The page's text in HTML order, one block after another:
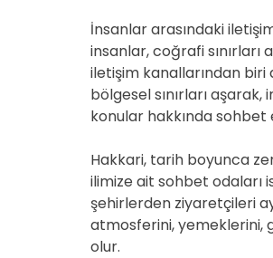
İnsanlar arasındaki
insanlar, coğrafi
iletişim kanallarından biri
bölgesel sınırları
konular hakkında
Hakkari, tarih boyunca
ilimize ait sohbet odaları
şehirlerden ziyaretçileri
atmosferini, yemeklerini,
olur.